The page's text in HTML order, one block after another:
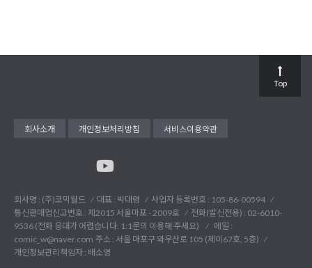
회사소개 개인정보처리방침 서비스이용약관
회사명 : (주)코믹월드 대표 : 박대령
사업자 등록번호 : 105-86-00594
통신판매업신고번호 : 제2015 서울마포 - 2009호
전화(발신전용) : 02-6010-
9536 (전화 응대가 어렵습니다. 1:1문의 이용해 주세요)
메일 :
comic_w@naver.com 주소 : 서울 마포구 와우산로 105 (제이67호, 5층)
개인정보관리책임자 : 배소영
Top